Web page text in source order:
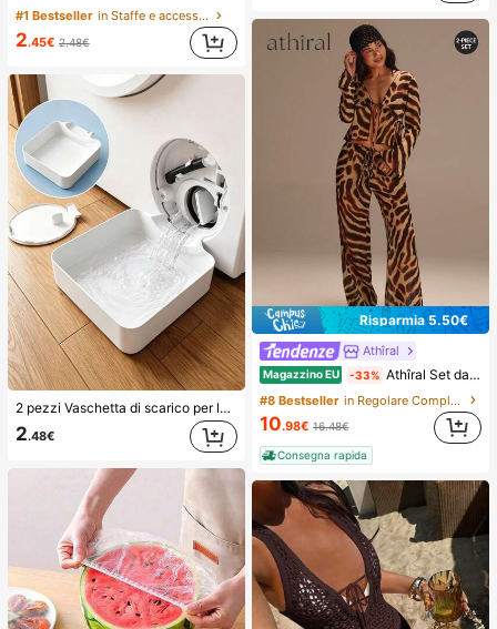
#1 Bestseller in Staffe e accessori
2.45€ 2.48€
2 pezzi Vaschetta di scarico per lavatrice, Tappetino di protezione impermeabile per pavimento della lavanderia, Vaschetta anti-traboccamento e anti-perdita, Accessori durevoli per lavatrice, Forniture per la pulizia dell'area lavanderia domestica & Organizzazione della casa
2.48€
Risparmia 5.50€
Athîral
Magazzino EU -33% Athîral Set da 2 pezzi composto da top e pantaloni con stampa all-over, adatto per l'estate, da donna
#8 Bestseller in Regolare Completi coordinati a due pezzi
10.98€ 16.48€
Consegna rapida